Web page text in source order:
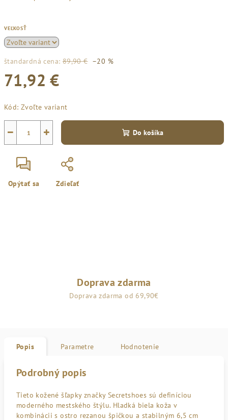
VEĽKOSŤ
štandardná cena: 89,90 € –20 %
71,92 €
cena:
Kód: Zvoľte variant
+
− Do košíka
Opýtať sa Zdieľať
Doprava zdarma
Doprava zdarma od 69,90€
Popis Parametre Hodnotenie
Podrobný popis
Tieto kožené šľapky značky Secretshoes sú definíciou
moderného mestského štýlu. Hladká biela koža v
kombinácii s ostro rezanou špičkou a stabilným 6,5 cm